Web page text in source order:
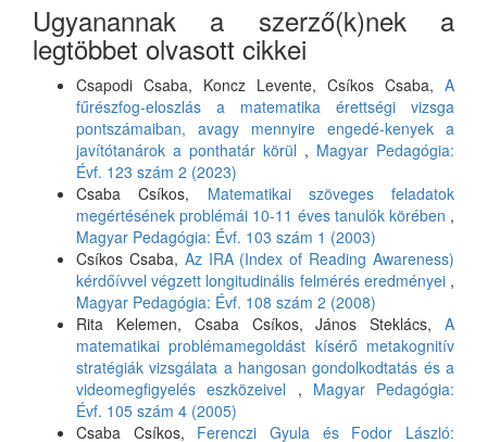
Ugyanannak a szerző(k)nek a
legtöbbet olvasott cikkei
Csapodi Csaba, Koncz Levente, Csíkos Csaba, A
fűrészfog-eloszlás a matematika érettségi vizsga
pontszámaiban, avagy mennyire engedé-kenyek a
javítótanárok a ponthatár körül , Magyar Pedagógia:
Évf. 123 szám 2 (2023)
Csaba Csíkos, Matematikai szöveges feladatok
megértésének problémái 10-11 éves tanulók körében ,
Magyar Pedagógia: Évf. 103 szám 1 (2003)
Csíkos Csaba, Az IRA (Index of Reading Awareness)
kérdőívvel végzett longitudinális felmérés eredményei ,
Magyar Pedagógia: Évf. 108 szám 2 (2008)
Rita Kelemen, Csaba Csíkos, János Steklács, A
matematikai problémamegoldást kísérő metakognitív
stratégiák vizsgálata a hangosan gondolkodtatás és a
videomegfigyelés eszközeivel , Magyar Pedagógia:
Évf. 105 szám 4 (2005)
Csaba Csíkos, Ferenczi Gyula és Fodor László: